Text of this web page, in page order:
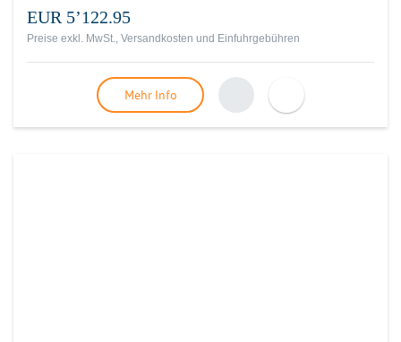
EUR 5’122.95
Preise exkl. MwSt., Versandkosten und Einfuhrgebühren
Mehr Info